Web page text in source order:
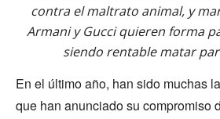
contra el maltrato animal, y
Armani y Gucci quieren forma
siendo rentable matar
En el último año, han sido muchas
que han anunciado su compromiso